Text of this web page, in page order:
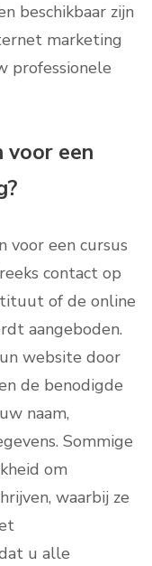
beschikbaar zijn
marketing
professionele
voor een
voor een cursus
contact op
of de online
aangeboden.
website door
de benodigde
naam,
Sommige
om
waarbij ze
u alle